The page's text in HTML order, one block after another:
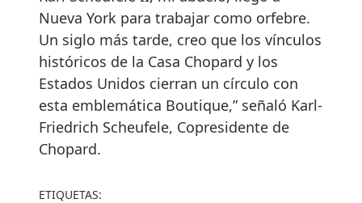
Nueva York para trabajar como orfebre.
Un siglo más tarde, creo que los vínculos
históricos de la Casa Chopard y los
Estados Unidos cierran un círculo con
esta emblemática Boutique,” señaló Karl-
Friedrich Scheufele, Copresidente de
Chopard.
ETIQUETAS: